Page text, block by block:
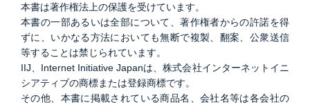
本書は著作権法上の保護を受けています。
本書の一部あるいは全部について、著作権者からの許諾を得
ずに、いかなる方法においても無断で複製、翻案、公衆送信
等することは禁じられています。
IIJ、Internet Initiative Japanは、株式会社インターネットイニ
シアティブの商標または登録商標です。
その他、本書に掲載されている商品名、会社名等は各会社の